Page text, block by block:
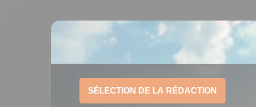
SÉLECTION DE LA RÉDACTION